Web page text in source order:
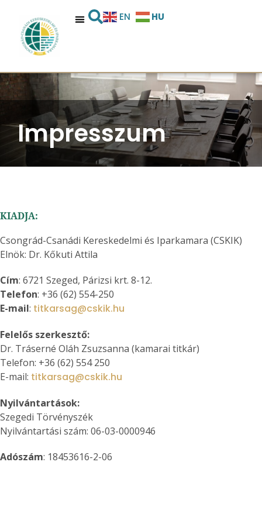
EN HU
Impresszum
KIADJA:
Csongrád-Csanádi Kereskedelmi és Iparkamara (CSKIK)
Elnök: Dr. Kőkuti Attila
Cím: 6721 Szeged, Párizsi krt. 8-12.
Telefon: +36 (62) 554-250
E-mail: titkarsag@cskik.hu
Felelős szerkesztő:
Dr. Tráserné Oláh Zsuzsanna (kamarai titkár)
Telefon: +36 (62) 554 250
E-mail: titkarsag@cskik.hu
Nyilvántartások:
Szegedi Törvényszék
Nyilvántartási szám: 06-03-0000946
Adószám: 18453616-2-06